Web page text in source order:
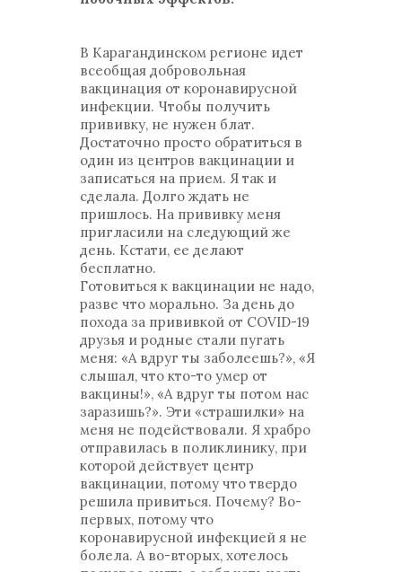
В Карагандинском регионе идет
всеобщая добровольная
вакцинация от коронавирусной
инфекции. Чтобы получить
прививку, не нужен блат.
Достаточно просто обратиться в
один из центров вакцинации и
записаться на прием. Я так и
сделала. Долго ждать не
пришлось. На прививку меня
пригласили на следующий же
день. Кстати, ее делают
бесплатно.
Готовиться к вакцинации не надо,
разве что морально. За день до
похода за прививкой от COVID-19
друзья и родные стали пугать
меня: «А вдруг ты заболеешь?», «Я
слышал, что кто-то умер от
вакцины!», «А вдруг ты потом нас
заразишь?». Эти «страшилки» на
меня не подействовали. Я храбро
отправилась в поликлинику, при
которой действует центр
вакцинации, потому что твердо
решила привиться. Почему? Во-
первых, потому что
коронавирусной инфекцией я не
болела. А во-вторых, хотелось